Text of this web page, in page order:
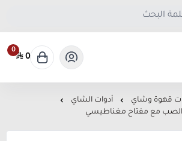
0
0
قهوة وشاي
أدوات الشاي
مع مفتاح مغناطيسي